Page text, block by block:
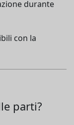
durante
con la
parti?